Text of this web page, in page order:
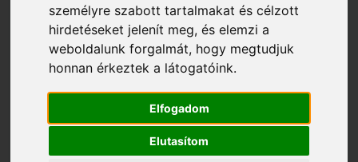
személyre szabott tartalmakat és célzott
hirdetéseket jelenít meg, és elemzi a
weboldalunk forgalmát, hogy megtudjuk
honnan érkeztek a látogatóink.
Elfogadom
Elutasítom